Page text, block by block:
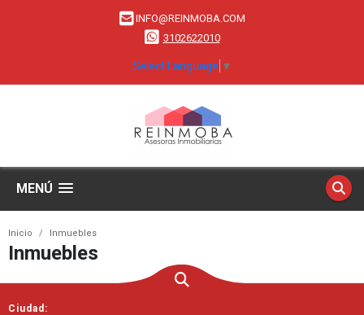
INFO@REINMOBA.COM
3102622010
Select Language ▼
MENÚ
Inicio Inmuebles
Inmuebles
Ciudad: